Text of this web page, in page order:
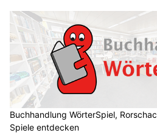
Buchhandlung WörterSpiel,
Spiele entdecken